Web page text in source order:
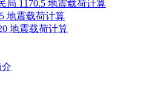
局 1170.5 地震载荷计算
地震载荷计算
地震载荷计算